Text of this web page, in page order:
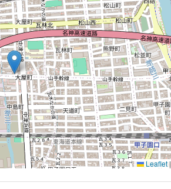
Leaflet |